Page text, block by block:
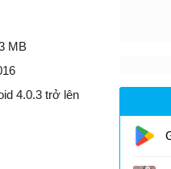
MB
4.0.3 trở lên